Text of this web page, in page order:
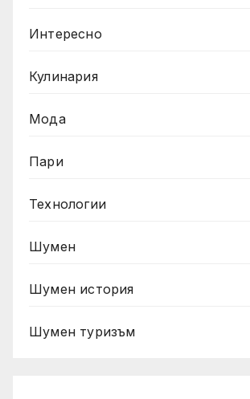
Интересно
Кулинария
Мода
Пари
Технологии
Шумен
Шумен история
Шумен туризъм